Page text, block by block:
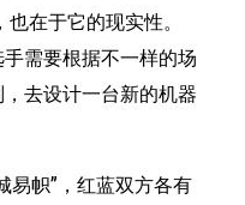
在于它的现实性。
需要根据不一样的场
去设计一台新的机器
易帜”，红蓝双方各有